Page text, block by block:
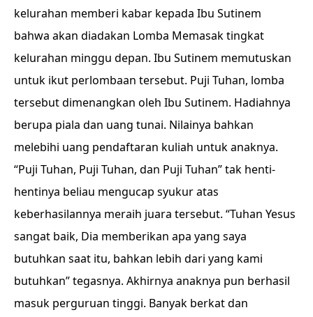
kelurahan memberi kabar kepada Ibu Sutinem
bahwa akan diadakan Lomba Memasak tingkat
kelurahan minggu depan. Ibu Sutinem memutuskan
untuk ikut perlombaan tersebut. Puji Tuhan, lomba
tersebut dimenangkan oleh Ibu Sutinem. Hadiahnya
berupa piala dan uang tunai. Nilainya bahkan
melebihi uang pendaftaran kuliah untuk anaknya.
“Puji Tuhan, Puji Tuhan, dan Puji Tuhan” tak henti-
hentinya beliau mengucap syukur atas
keberhasilannya meraih juara tersebut. “Tuhan Yesus
sangat baik, Dia memberikan apa yang saya
butuhkan saat itu, bahkan lebih dari yang kami
butuhkan” tegasnya. Akhirnya anaknya pun berhasil
masuk perguruan tinggi. Banyak berkat dan